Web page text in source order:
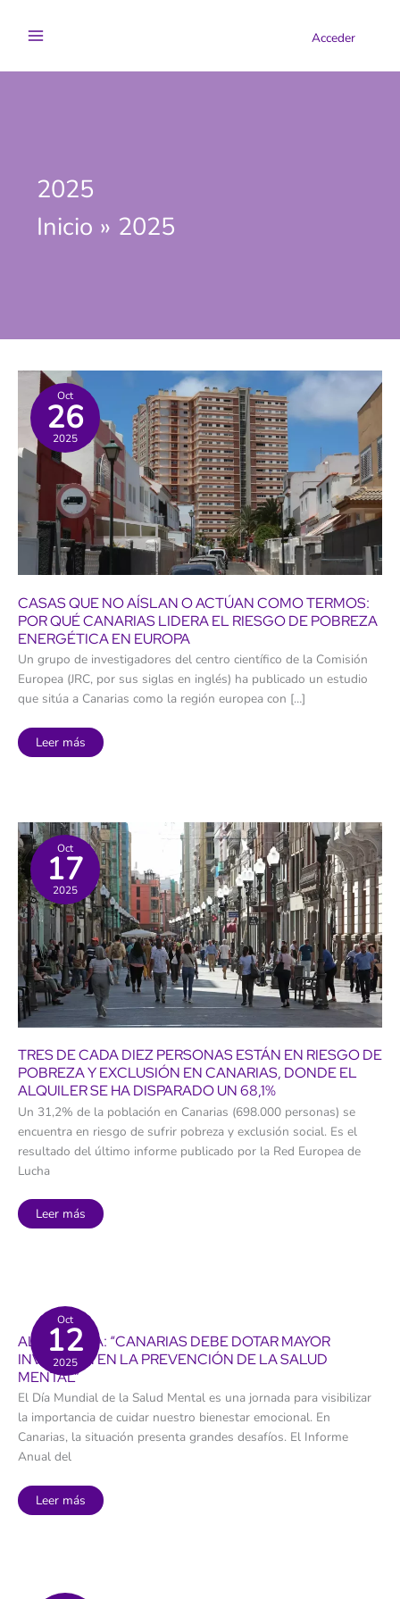
Acceder
2025
Inicio
2025
Oct
26
2025
CASAS QUE NO AÍSLAN O ACTÚAN COMO TERMOS:
POR QUÉ CANARIAS LIDERA EL RIESGO DE POBREZA
ENERGÉTICA EN EUROPA
Un grupo de investigadores del centro científico de la Comisión
Europea (JRC, por sus siglas en inglés) ha publicado un estudio
que sitúa a Canarias como la región europea con […]
Casas
termos:
por
qué
Canarias
lidera
riesgo
de
pobreza
energética
en
Europa
Leer más
Oct
17
2025
TRES DE CADA DIEZ PERSONAS ESTÁN EN RIESGO DE
POBREZA Y EXCLUSIÓN EN CANARIAS, DONDE EL
ALQUILER SE HA DISPARADO UN 68,1%
Un 31,2% de la población en Canarias (698.000 personas) se
encuentra en riesgo de sufrir pobreza y exclusión social. Es el
resultado del último informe publicado por la Red Europea de
Lucha
Tres
de
pobreza
y
exclusión
Canarias,
donde
el
alquiler
ha
disparado
un
68,1%
Leer más
Oct
12
2025
ALICIA SILVA: “CANARIAS DEBE DOTAR MAYOR
INVERSIÓN EN LA PREVENCIÓN DE LA SALUD
MENTAL”
El Día Mundial de la Salud Mental es una jornada para visibilizar
la importancia de cuidar nuestro bienestar emocional. En
Canarias, la situación presenta grandes desafíos. El Informe
Anual del
Alicia
Silva:
Leer más